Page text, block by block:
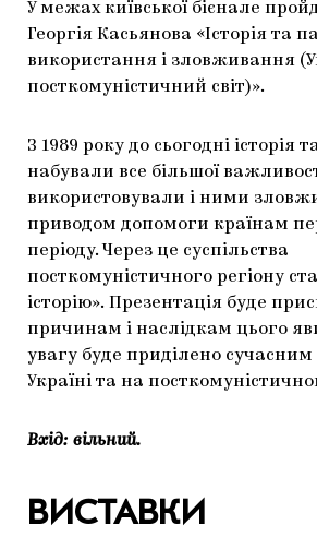
У межах київської бієнале
Георгія Касьянова «Історія та
використання і зловживання
посткомуністичний світ)».
З 1989 року до сьогодні історія
набували все більшої
використовували і ними
приводом допомоги країнам
періоду. Через це суспільства
посткомуністичного регіону
історію». Презентація буде
причинам і наслідкам цього
увагу буде приділено
Україні та на
Вхід: вільний.
ВИСТАВКИ